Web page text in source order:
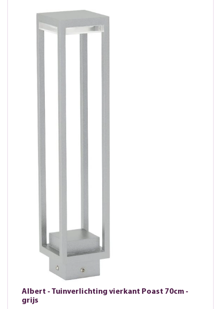
Albert - Tuinverlichting vierkant Poast 70cm -
grijs